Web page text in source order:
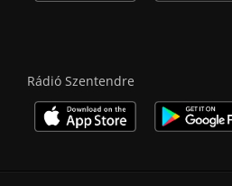
Rádió Szentendre